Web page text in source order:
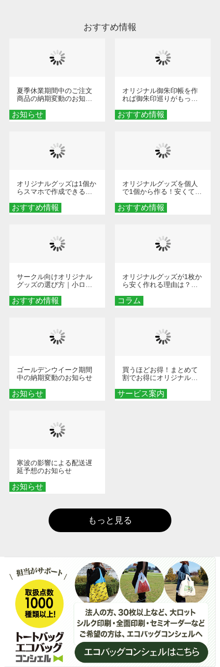
おすすめ情報
お知らせ
夏季休業期間中のご注文
商品の納期変動のお知ら
おすすめ情報
オリジナル御朱印帳を作
れば御朱印巡りがもっと
ダーメイドする魅力と選
び方
おすすめ情報
オリジナルグッズは1個か
らスマホで作成できる！
くなる巾着＆ポーチ活用
術
おすすめ情報
オリジナルグッズを個人
で1個から作る！安くて簡
秘訣
おすすめ情報
サークル向けオリジナル
グッズの選び方｜小ロッ
める秘訣
コラム
オリジナルグッズが1枚か
ら安く作れる理由は？オ
とメリットを解説
お知らせ
ゴールデンウイーク期間
中の納期変動のお知らせ
サービス案内
買うほどお得！まとめて
割でお得にオリジナルグ
お知らせ
寒波の影響による配送遅
延予想のお知らせ
もっと見る